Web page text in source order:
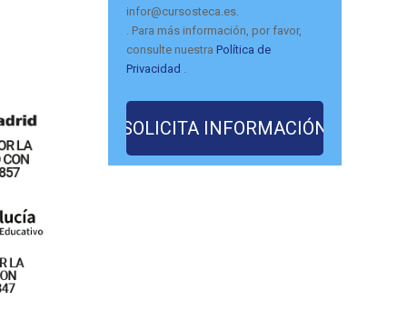
infor@cursosteca.es.
. Para más información, por favor,
consulte nuestraPolítica de
Privacidad